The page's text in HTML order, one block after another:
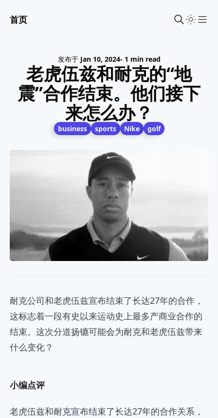
首页
发布于 Jan 10, 2024- 1 min read
老虎伍兹和耐克的“地
震”合作结束。他们接下
来怎么办？
business sports Nike golf
耐克公司和老虎伍兹宣布结束了长达27年的合作，
这标志着一段有史以来运动史上最多产商业合作的
结束。这次分道扬镳可能会为耐克和老虎伍兹带来
什么变化？
小编点评
老虎伍兹和耐克宣布结束了长达27年的合作关系，